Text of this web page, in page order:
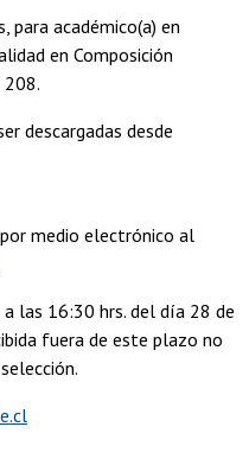
para académico(a) en
en Composición
208.
descargadas desde
medio electrónico al
las 16:30 hrs. del día 28 de
fuera de este plazo no